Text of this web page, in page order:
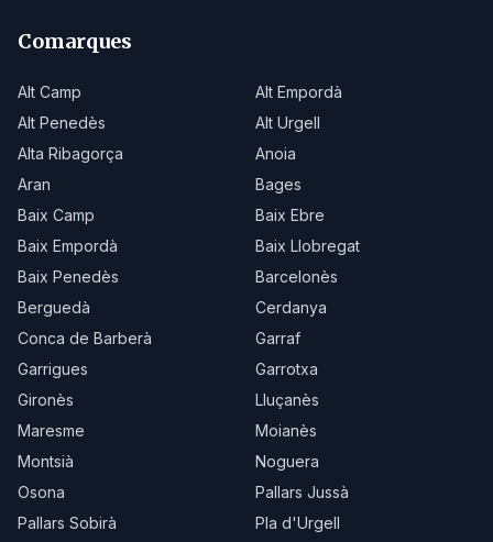
Comarques
Alt Camp
Alt Empordà
Alt Penedès
Alt Urgell
Alta Ribagorça
Anoia
Aran
Bages
Baix Camp
Baix Ebre
Baix Empordà
Baix Llobregat
Baix Penedès
Barcelonès
Berguedà
Cerdanya
Conca de Barberà
Garraf
Garrigues
Garrotxa
Gironès
Lluçanès
Maresme
Moianès
Montsià
Noguera
Osona
Pallars Jussà
Pallars Sobirà
Pla d'Urgell